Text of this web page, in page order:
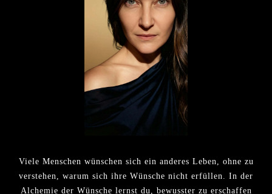
Viele Menschen wünschen sich ein anderes Leben, ohne zu
verstehen, warum sich ihre Wünsche nicht erfüllen. In der
Alchemie der Wünsche lernst du, bewusster zu erschaffen